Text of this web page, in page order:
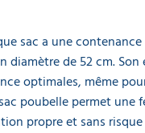
sac a une
diamètre de 52 cm. Son
optimales, même
poubelle permet une
propre et sans